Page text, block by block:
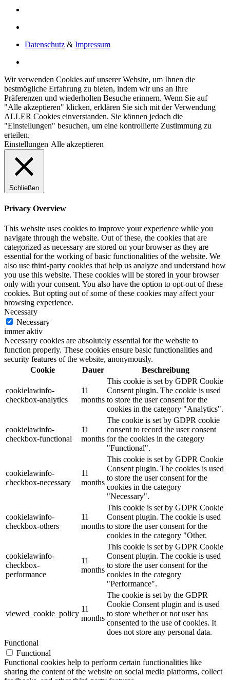
Datenschutz & Impressum
Wir verwenden Cookies auf unserer Website, um Ihnen die
bestmögliche Erfahrung zu bieten, indem wir uns an Ihre
Präferenzen und wiederholten Besuche erinnern. Wenn Sie auf
"Alle akzeptieren" klicken, erklären Sie sich mit der Verwendung
ALLER Cookies einverstanden. Sie können jedoch die
"Einstellungen" besuchen, um eine kontrollierte Zustimmung zu
erteilen.
Einstellungen Alle akzeptieren
Schließen
Privacy Overview
This website uses cookies to improve your experience while you
navigate through the website. Out of these, the cookies that are
categorized as necessary are stored on your browser as they are
essential for the working of basic functionalities of the website. We
also use third-party cookies that help us analyze and understand how
you use this website. These cookies will be stored in your browser
only with your consent. You also have the option to opt-out of these
cookies. But opting out of some of these cookies may affect your
browsing experience.
Necessary
Necessary
immer aktiv
Necessary cookies are absolutely essential for the website to
function properly. These cookies ensure basic functionalities and
security features of the website, anonymously.
Cookie
Dauer Beschreibung
cookielawinfo-
checkbox-analytics
11
months
This cookie is set by GDPR Cookie
Consent plugin. The cookie is used
to store the user consent for the
cookies in the category "Analytics".
cookielawinfo-
checkbox-functional
11
months
The cookie is set by GDPR cookie
consent to record the user consent
for the cookies in the category
"Functional".
cookielawinfo-
checkbox-necessary
11
months
This cookie is set by GDPR Cookie
Consent plugin. The cookies is used
to store the user consent for the
cookies in the category
"Necessary".
cookielawinfo-
checkbox-others
11
months
This cookie is set by GDPR Cookie
Consent plugin. The cookie is used
to store the user consent for the
cookies in the category "Other.
cookielawinfo-
checkbox-
performance
11
months
This cookie is set by GDPR Cookie
Consent plugin. The cookie is used
to store the user consent for the
cookies in the category
"Performance".
viewed_cookie_policy
11
months
The cookie is set by the GDPR
Cookie Consent plugin and is used
to store whether or not user has
consented to the use of cookies. It
does not store any personal data.
Functional
Functional
Functional cookies help to perform certain functionalities like
sharing the content of the website on social media platforms, collect